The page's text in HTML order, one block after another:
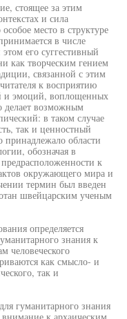
стоящее за этим
и сила
место в структуре
в числе
его суггестивный
как творческим гением
связанной с этим
к восприятию
и эмоций, воплощенных
делает возможным
в таком случае
так и ценностный
принадлежало области
обозначая в
к
окружающего мира и
термин был введен
швейцарским ученым
определяется
знания к
человеческого
как смысло- и
так и
гуманитарного знания